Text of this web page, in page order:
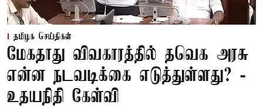
தமிழக செய்திகள்
மேகதாது விவகாரத்தில் தவெக அரசு
என்ன நடவடிக்கை எடுத்துள்ளது? -
உதயநிதி கேள்வி